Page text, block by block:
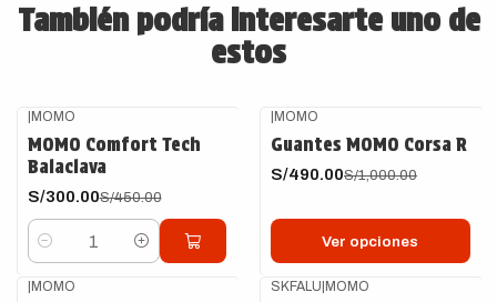
También podría interesarte uno de
estos
|MOMO
MOMO Comfort Tech
Balaclava
S/300.00S/450.00
Cantidad
|MOMO
Guantes MOMO Corsa R
S/490.00S/1,000.00
Ver opciones
|MOMO SKFALU|MOMO